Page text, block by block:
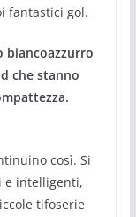
fantastici gol.
biancoazzurro
che stanno
così. Si
e intelligenti,
tifoserie